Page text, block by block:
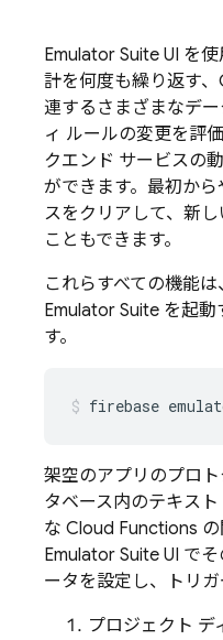
Emulator Suite UI を
計を何度も繰り返す
連するさまざまなデ
ィ ルールの変更を評
クエンド サービスの
ができます。最初か
スをクリアして、新
こともできます。
これらすべての機能
Emulator Suite を起動
す。
firebase
架空のアプリのプロ
タベース内のテキス
な Cloud Functions の
Emulator Suite UI で
ータを設定し、トリガ
プロジェクト デ